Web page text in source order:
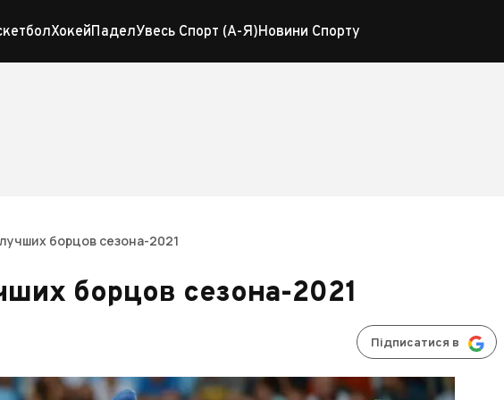
ХокейПаделУвесь Спорт (А-Я)Новини Спорту
борцов сезона-2021
борцов сезона-2021
Підписатися в